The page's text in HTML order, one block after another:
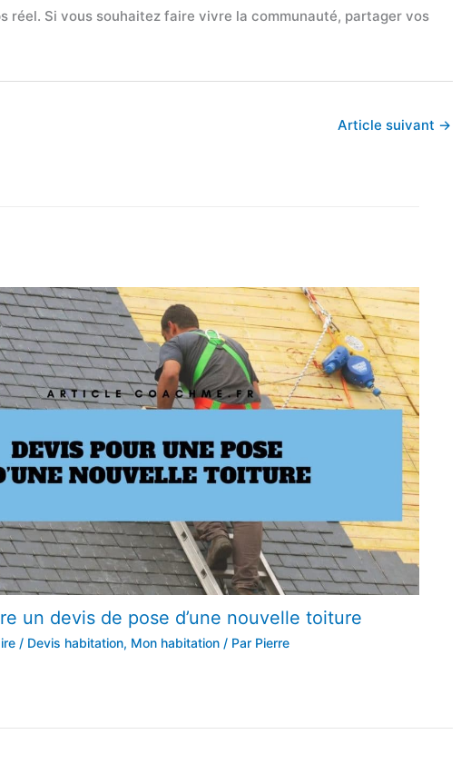
réel. Si vous souhaitez faire vivre la communauté, partager vos
Article suivant →
un devis de pose d’une nouvelle toiture
/ Devis habitation, Mon habitation/ Par Pierre